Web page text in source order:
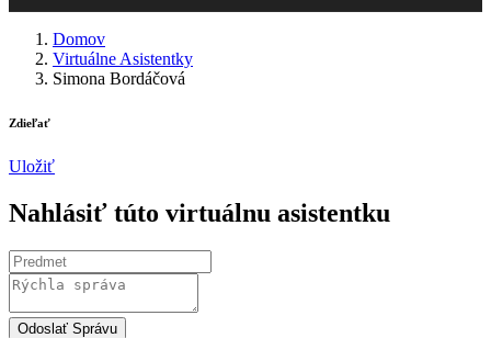
Domov
Virtuálne Asistentky
Simona Bordáčová
Zdieľať
Uložiť
Nahlásiť túto virtuálnu asistentku
Odoslať Správu